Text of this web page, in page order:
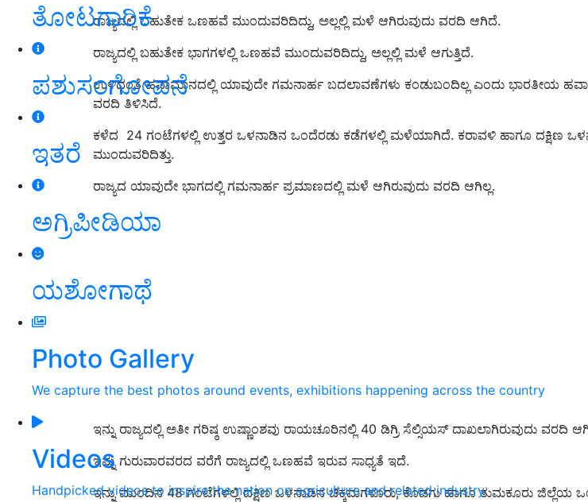
ತೋಟಗಾರಿಕೆ
ಪಶುಸಂಗೋಪನೆ
ಇತರೆ
ಅಗ್ರಿಪೀಡಿಯಾ
ಯಶೋಗಾಥೆ
Photo Gallery
We capture the best photos around events, exhibitions happening across the country
Videos
Handpicked videos to inspire the nation on agriculture and related industry
ರಾಜ್ಯದಲ್ಲಿ ಬಹುತೇಕ ಒಣಹವೆ ಮುಂದುವರಿದಿದ್ದು, ಅಲ್ಲಲ್ಲಿ ಮಳೆ ಆಗಿರುವುದು ವರದಿ ಆಗಿದೆ.
ರಾಜ್ಯದಲ್ಲಿ ಬಹುತೇಕ ಭಾಗಗಳಲ್ಲಿ ಒಣಹವೆ ಮುಂದುವರಿದಿದ್ದು, ಅಲ್ಲಲ್ಲಿ ಮಳೆ ಆಗುತ್ತಿದೆ.
ಉಳಿದಂತೆ ಹವಾಮಾನದಲ್ಲಿ ಯಾವುದೇ ಗಮನಾರ್ಹ ಬದಲಾವಣೆಗಳು ಕಂಡುಬಂದಿಲ್ಲ ಎಂದು ಭಾರತೀಯ
ವರದಿ ತಿಳಿಸಿದೆ.
ಕಳೆದ 24 ಗಂಟೆಗಳಲ್ಲಿ ಉತ್ತರ ಒಳನಾಡಿನ ಒಂದೆರಡು ಕಡೆಗಳಲ್ಲಿ ಮಳೆಯಾಗಿದೆ. ಕರಾವಳಿ ಹಾಗೂ ದಕ್ಷಿಣ
ಮುಂದುವರಿದಿತ್ತು.
ರಾಜ್ಯದ ಯಾವುದೇ ಭಾಗದಲ್ಲಿ ಗಮನಾರ್ಹ ಪ್ರಮಾಣದಲ್ಲಿ ಮಳೆ ಆಗಿರುವುದು ವರದಿ ಆಗಿಲ್ಲ.
ಇನ್ನು ರಾಜ್ಯದಲ್ಲಿ ಅತೀ ಗರಿಷ್ಠ ಉಷ್ಣಾಂಶವು ರಾಯಚೂರಿನಲ್ಲಿ 40 ಡಿಗ್ರಿ ಸೆಲ್ಸಿಯಸ್‌ ದಾಖಲಾಗಿರುವುದು ವರದಿ
ಇನ್ನು ಗುರುವಾರವರದ ವರೆಗೆ ರಾಜ್ಯದಲ್ಲಿ ಒಣಹವೆ ಇರುವ ಸಾಧ್ಯತೆ ಇದೆ.
ಇನ್ನು ಮುಂದಿನ 48 ಗಂಟೆಗಳಲ್ಲಿ ದಕ್ಷಿಣ ಒಳನಾಡಿನ ಚಿಕ್ಕಮಗಳೂರು, ಕೊಡಗು ಹಾಗೂ ತುಮಕೂರು ಜಿಲ್ಲೆಯ